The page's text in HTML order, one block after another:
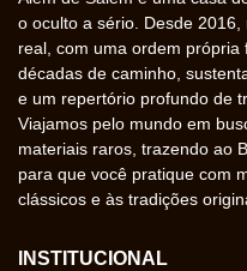
o oculto a sério. Desde
real, com uma ordem
décadas de caminho,
e um repertório profundo de
Viajamos pelo mundo em
materiais raros, trazendo ao
para que você pratique com
clássicos e às tradições
INSTITUCIONAL